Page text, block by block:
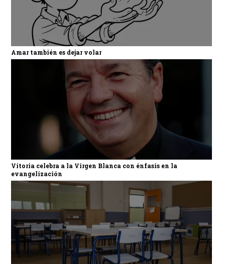
Amar también es dejar volar
Vitoria celebra a la Virgen Blanca con énfasis en la
evangelización